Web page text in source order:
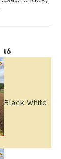
ló
Black White